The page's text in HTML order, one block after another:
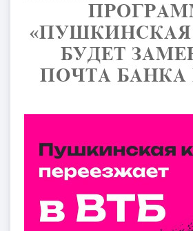
«ПУШКИНСКАЯ
БУДЕТ
ПОЧТА БАНКА